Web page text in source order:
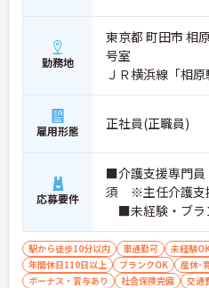
勤務地
東京都 町田市 相
号室
ＪＲ横浜線「相
雇用形態 正社員(正職員)
応募要件
■介護支援専門員
須 ※主任介護支
■未経験・ブ
車運転免許（AT
駅から徒歩10分以内 車通勤可 未経験
年間休日110日以上
ブランクOK
産休･
ボーナス・賞与あり
社会保険完備 交通